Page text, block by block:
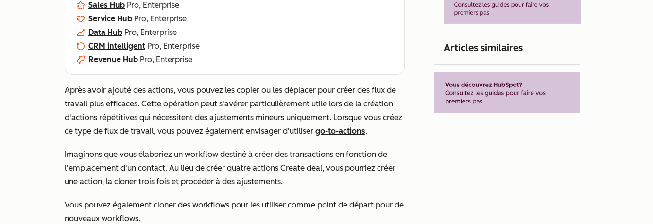
Sales Hub Pro, Enterprise
Service Hub Pro, Enterprise
Data Hub Pro, Enterprise
CRM intelligent Pro, Enterprise
Revenue Hub Pro, Enterprise
Après avoir ajouté des actions, vous pouvez les copier ou les déplacer pour créer des flux de
travail plus efficaces. Cette opération peut s'avérer particulièrement utile lors de la création
d'actions répétitives qui nécessitent des ajustements mineurs uniquement. Lorsque vous créez
ce type de flux de travail, vous pouvez également envisager d'utiliser go-to-actions.
Imaginons que vous élaboriez un workflow destiné à créer des transactions en fonction de
l'emplacement d'un contact. Au lieu de créer quatre actions Create deal, vous pourriez créer
une action, la cloner trois fois et procéder à des ajustements.
Vous pouvez également cloner des workflows pour les utiliser comme point de départ pour de
nouveaux workflows.
Articles similaires